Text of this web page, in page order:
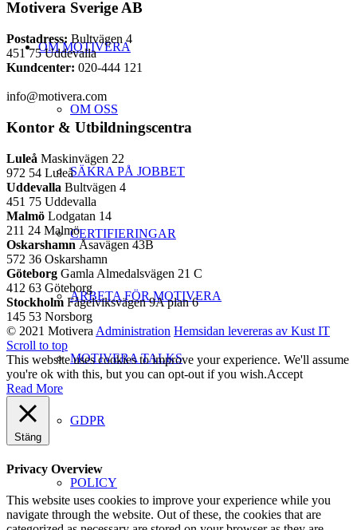
OM MOTIVERA
OM OSS
SÄKRA PÅ JOBBET
CERTIFIERINGAR
ARBETA FÖR MOTIVERA
MOTIVERA TALKS
GDPR
POLICY
Motivera Sverige AB
Postadress: Bultvägen 4
451 75 Uddevalla
Kundcenter: 020-444 121
info@motivera.com
Kontor & Utbildningscentra
Luleå Maskinvägen 22
972 54 Luleå
Uddevalla Bultvägen 4
451 75 Uddevalla
Malmö Lodgatan 14
211 24 Malmö
Oskarshamn Åsavägen 43B
572 36 Oskarshamn
Göteborg Gamla Almedalsvägen 21 C
412 63 Göteborg
Stockholm Fågelviksvägen 9A plan 6
145 53 Norsborg
© 2021 Motivera Administration Hemsidan levereras av Kust IT
Scroll to top
This website uses cookies to improve your experience. We'll assume
you're ok with this, but you can opt-out if you wish.Accept
Read More
Stäng
Privacy Overview
This website uses cookies to improve your experience while you
navigate through the website. Out of these, the cookies that are